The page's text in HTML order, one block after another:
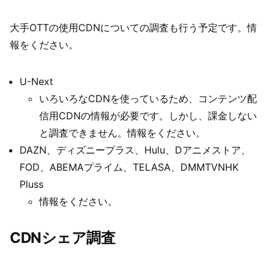
大手OTTの使用CDNについての調査も行う予定です。情
報をください。
U-Next
いろいろなCDNを使っているため、コンテンツ配
信用CDNの情報が必要です。しかし、課金しない
と調査できません。情報をください。
DAZN、ディズニープラス、Hulu、Dアニメストア、
FOD、ABEMAプライム、TELASA、DMMTVNHK
Pluss
情報をください。
CDNシェア調査